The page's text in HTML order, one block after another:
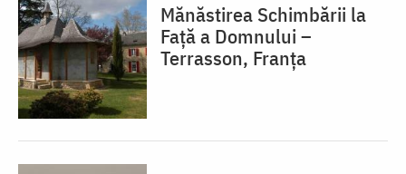
Mănăstirea Schimbării la
Față a Domnului –
Terrasson, Franţa